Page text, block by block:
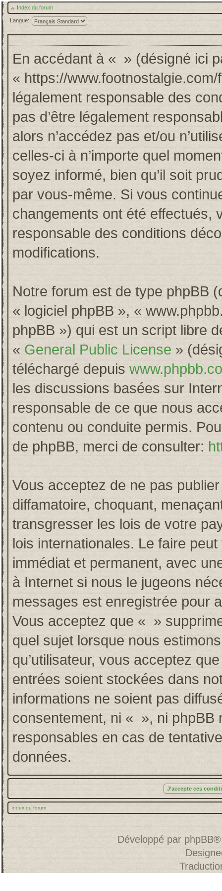
Index du forum
Langue:
En accédant à « » (désigné ici
« https://
légalement responsable des
pas d’être légalement
alors n’accédez pas et/ou
celles-ci à n’importe quel
soyez informé, bien qu’il soit
par vous-même. Si vous
changements ont été effectués,
responsable des conditions
modifications.
Notre forum est de type phpBB
« logiciel phpBB », «
phpBB ») qui est un script libre
« General Public License »
téléchargé depuis
les discussions basées sur
responsable de ce que nous
contenu ou conduite permis.
de phpBB, merci de consulter:
Vous acceptez de ne pas
diffamatoire, choquant,
transgresser les lois de votre
lois internationales. Le faire
immédiat et permanent, avec
à Internet si nous le jugeons
messages est enregistrée pour
Vous acceptez que « »
quel sujet lorsque nous
qu’utilisateur, vous acceptez
entrées soient stockées dans
informations ne soient pas
consentement, ni « », ni phpBB
responsables en cas de
données.
Index du forum
Développé par phpBB®